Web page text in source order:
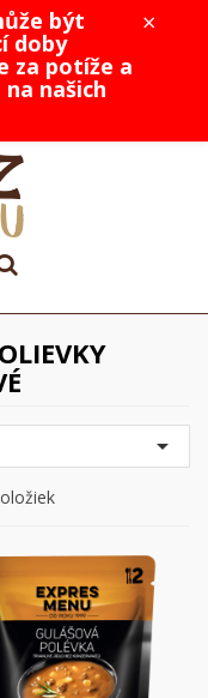
×
být
doby
za potíže a
našich
